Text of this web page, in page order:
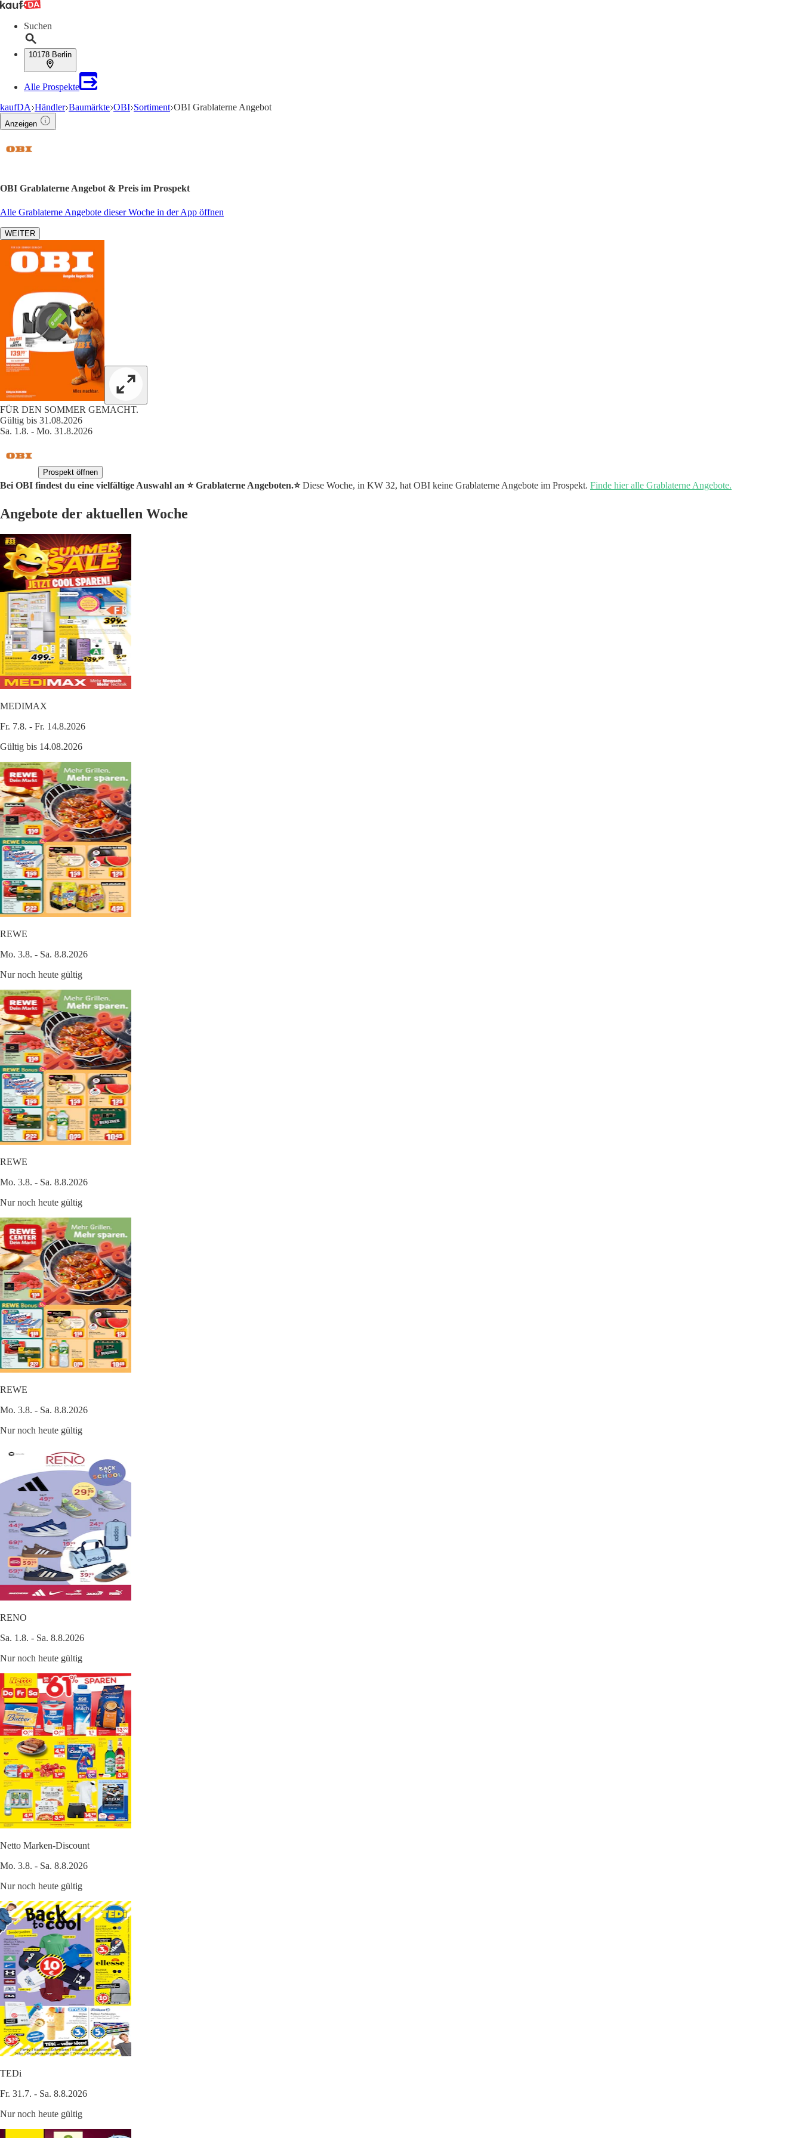
Suchen
10178 Berlin
Alle Prospekte
kaufDA Händler Baumärkte OBI Sortiment OBI Grablaterne Angebot
Anzeigen
OBI Grablaterne Angebot & Preis im Prospekt
Alle Grablaterne Angebote dieser Woche in der App öffnen
WEITER
FÜR DEN SOMMER GEMACHT.
Gültig bis 31.08.2026
Sa. 1.8. - Mo. 31.8.2026
Prospekt öffnen
Bei OBI findest du eine vielfältige Auswahl an ⭐️ Grablaterne Angeboten.⭐️Diese Woche, in KW 32, hat OBI keine Grablaterne Angebote im Prospekt. Finde hier alle Grablaterne Angebote.
Angebote der aktuellen Woche
MEDIMAX
Fr. 7.8. - Fr. 14.8.2026
Gültig bis 14.08.2026
REWE
Mo. 3.8. - Sa. 8.8.2026
Nur noch heute gültig
REWE
Mo. 3.8. - Sa. 8.8.2026
Nur noch heute gültig
REWE
Mo. 3.8. - Sa. 8.8.2026
Nur noch heute gültig
RENO
Sa. 1.8. - Sa. 8.8.2026
Nur noch heute gültig
Netto Marken-Discount
Mo. 3.8. - Sa. 8.8.2026
Nur noch heute gültig
TEDi
Fr. 31.7. - Sa. 8.8.2026
Nur noch heute gültig